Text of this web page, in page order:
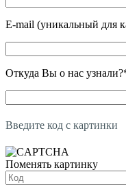
E-mail (уникальный для
Откуда Вы о нас узнали?
Введите код с картинки
Поменять картинку